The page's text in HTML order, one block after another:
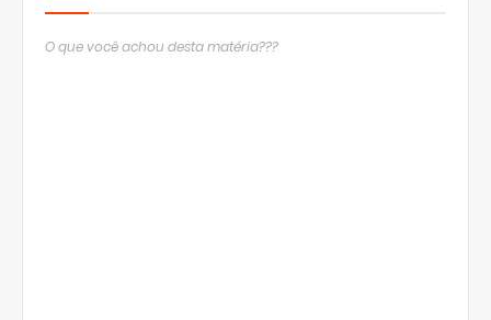
O que você achou desta matéria???